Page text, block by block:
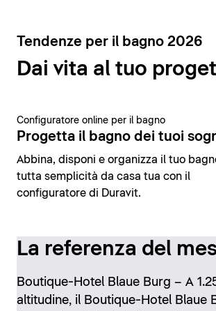
Tendenze per il bagno 2026
Dai vita al tuo
Configuratore online per il bagno
Progetta il bagno dei tuoi
Abbina, disponi e organizza il tuo
tutta semplicità da casa tua con il
configuratore di Duravit.
La referenza del
Boutique-Hotel Blaue Burg – A
altitudine, il Boutique-Hotel Blaue